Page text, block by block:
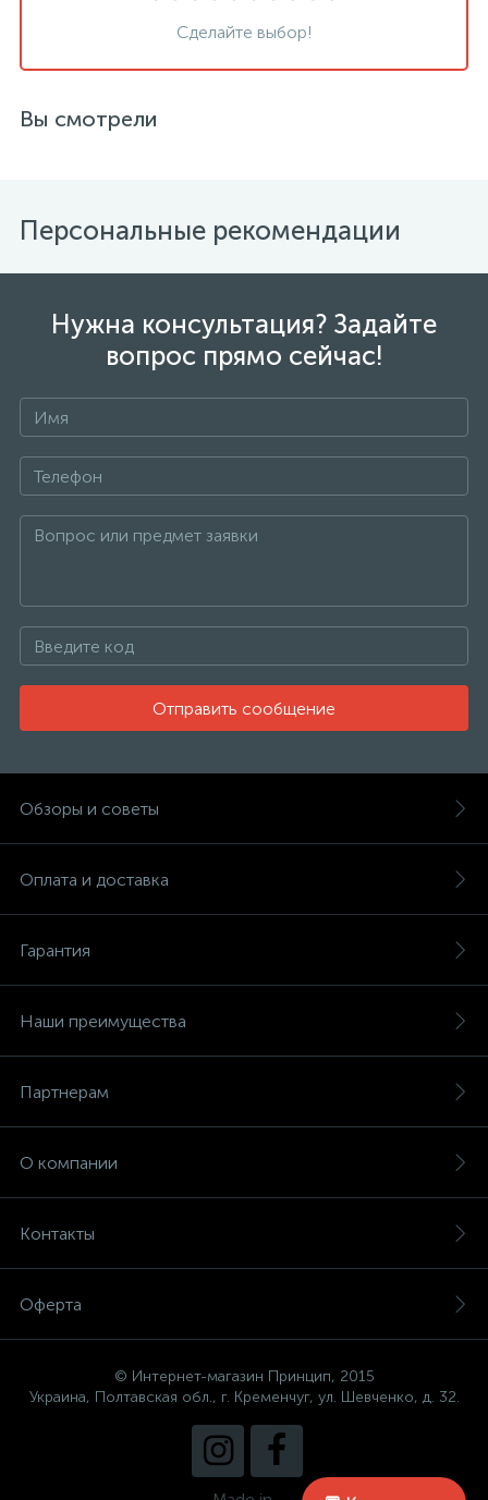
Сделайте выбор!
Вы смотрели
Персональные рекомендации
Нужна консультация? Задайте
вопрос прямо сейчас!
Отправить сообщение
Обзоры и советы
Оплата и доставка
Гарантия
Наши преимущества
Партнерам
О компании
Контакты
Оферта
© Интернет-магазин Принцип, 2015
Украина, Полтавская обл., г. Кременчуг, ул. Шевченко, д. 32.